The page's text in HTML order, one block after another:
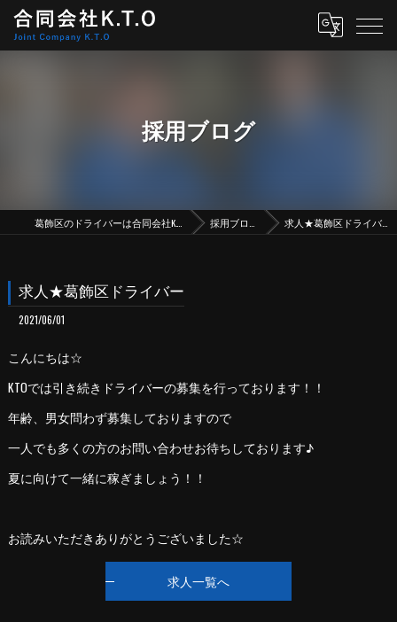
採用ブログ
採用ブログ 求人★葛飾区ドライバー
求人★葛飾区ドライバー
2021/06/01
こんにちは☆
KTOでは引き続きドライバーの募集を行っております！！
年齢、男女問わず募集しておりますので
一人でも多くの方のお問い合わせお待ちしております♪
夏に向けて一緒に稼ぎましょう！！
お読みいただきありがとうございました☆
求人一覧へ